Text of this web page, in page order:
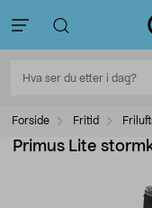
Forside Fritid
Primus Lite